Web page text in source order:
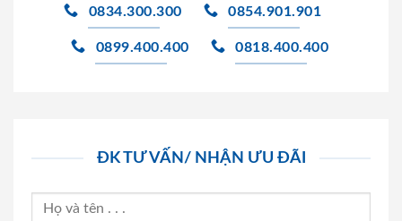
0834.300.300 0854.901.901
0899.400.400 0818.400.400
ĐK TƯ VẤN/ NHẬN ƯU ĐÃI